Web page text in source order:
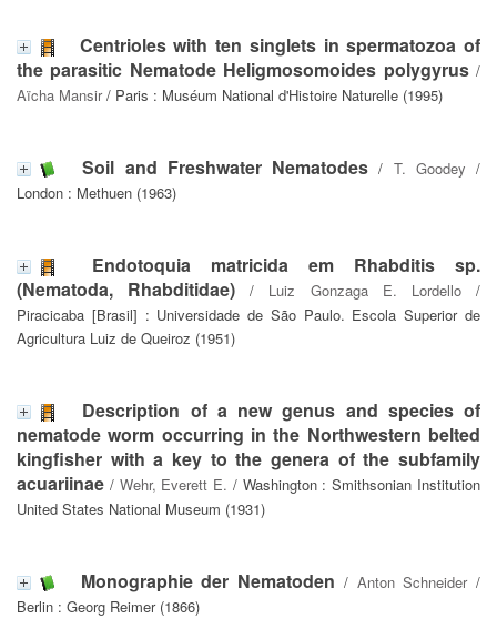
Centrioles with ten singlets in spermatozoa of
the parasitic Nematode Heligmosomoides polygyrus/
Aïcha Mansir/ Paris : Muséum National d'Histoire Naturelle (1995)
Soil and Freshwater Nematodes / T. Goodey /
London : Methuen (1963)
Endotoquia matricida em Rhabditis sp.
(Nematoda, Rhabditidae) / Luiz Gonzaga E. Lordello/
Piracicaba [Brasil] : Universidade de São Paulo. Escola Superior de
Agricultura Luiz de Queiroz (1951)
Description of a new genus and species of
nematode worm occurring in the Northwestern belted
kingfisher with a key to the genera of the subfamily
acuariinae / Wehr, Everett E. / Washington : Smithsonian Institution
United States National Museum (1931)
Monographie der Nematoden / Anton Schneider/
Berlin : Georg Reimer (1866)